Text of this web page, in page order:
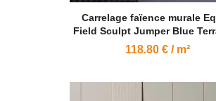
Carrelage faïence murale
Field Sculpt Jumper Blue
118.80 € / m²